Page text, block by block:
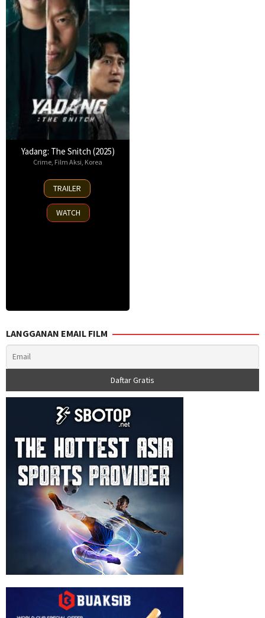
Yadang: The Snitch (2025)
Crime Film Aksi Korea
16
Apr
2025
TRAILER
WATCH
LANGGANAN EMAIL FILM